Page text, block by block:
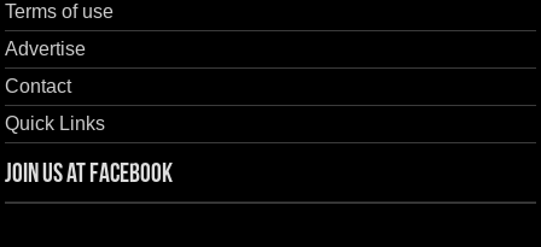
Terms of use
Advertise
Contact
Quick Links
Join us at Facebook